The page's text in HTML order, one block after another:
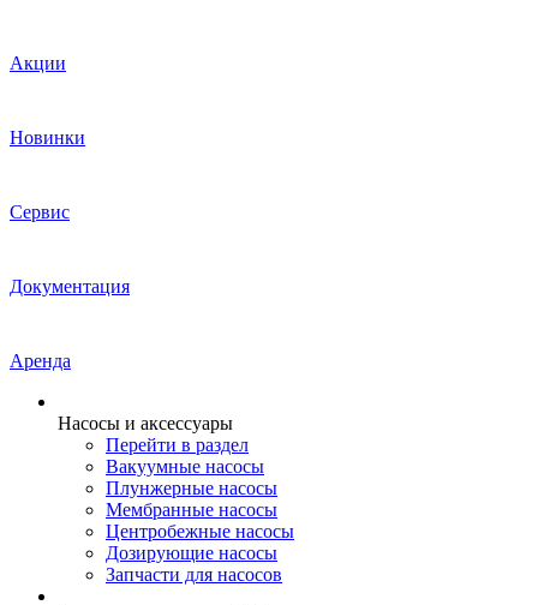
Акции
Новинки
Сервис
Документация
Аренда
Насосы и аксессуары
Перейти в раздел
Вакуумные насосы
Плунжерные насосы
Мембранные насосы
Центробежные насосы
Дозирующие насосы
Запчасти для насосов